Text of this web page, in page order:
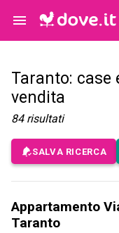
Taranto: case
vendita
84 risultati
SALVA RICERCA
Appartamento
Taranto